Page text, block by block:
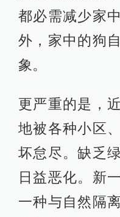
都必需减少家
外，家中的狗
象。
更严重的是，
地被各种小区
坏怠尽。缺乏
日益恶化。新
一种与自然隔